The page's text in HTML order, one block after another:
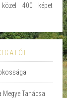
400 képet
Tanácsa